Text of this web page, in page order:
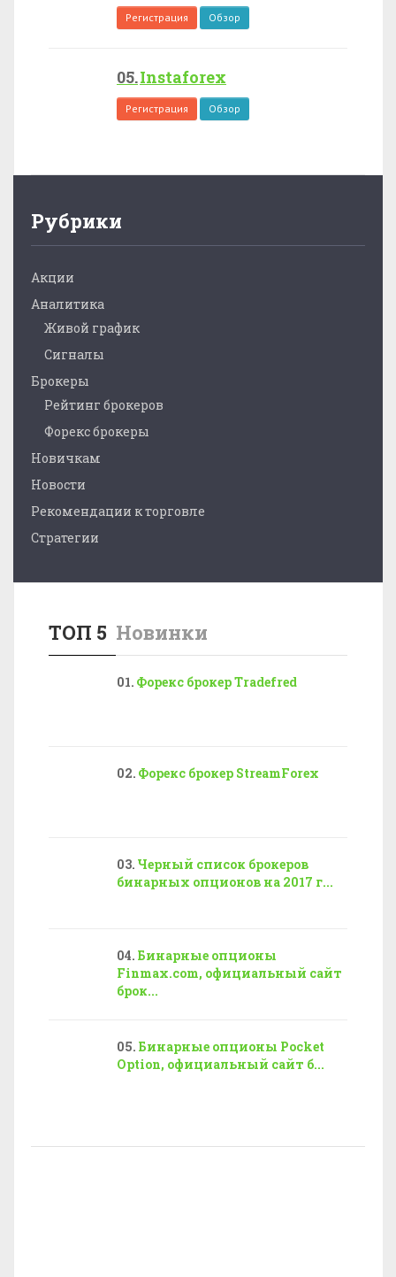
Регистрация Обзор
Instaforex
Регистрация Обзор
Рубрики
Акции
Аналитика
Живой график
Сигналы
Брокеры
Рейтинг брокеров
Форекс брокеры
Новичкам
Новости
Рекомендации к торговле
Стратегии
ТОП 5 Новинки
Форекс брокер Tradefred
Форекс брокер StreamForex
Черный список брокеров
бинарных опционов на 2017 г...
Бинарные опционы
Finmax.com, официальный сайт
брок...
Бинарные опционы Pocket
Option, официальный сайт б...